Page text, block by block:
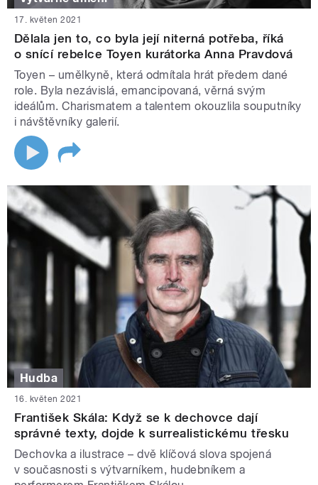
17. květen 2021
Dělala jen to, co byla její niterná potřeba, říká
o snící rebelce Toyen kurátorka Anna Pravdová
Toyen – umělkyně, která odmítala hrát předem dané
role. Byla nezávislá, emancipovaná, věrná svým
ideálům. Charismatem a talentem okouzlila souputníky
i návštěvníky galerií.
Hudba
16. květen 2021
František Skála: Když se k dechovce dají
správné texty, dojde k surrealistickému třesku
Dechovka a ilustrace – dvě klíčová slova spojená
v současnosti s výtvarníkem, hudebníkem a